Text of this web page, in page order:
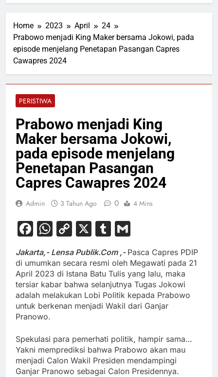
Home 2023 April
24
Prabowo menjadi King Maker bersama Jokowi, pada
episode menjelang Penetapan Pasangan Capres
Cawapres 2024
PERISTIWA
Prabowo menjadi King
Maker bersama Jokowi,
pada episode menjelang
Penetapan Pasangan
Capres Cawapres 2024
Admin 3 Tahun Ago 0 4 Mins
Facebook
WhatsApp
Copy
Link
X Tumblr
Jakarta,- Lensa Publik.Com ,- Pasca Capres PDIP
di umumkan secara resmi oleh Megawati pada 21
April 2023 di Istana Batu Tulis yang lalu, maka
tersiar kabar bahwa selanjutnya Tugas Jokowi
adalah melakukan Lobi Politik kepada Prabowo
untuk berkenan menjadi Wakil dari Ganjar
Pranowo.
Spekulasi para pemerhati politik, hampir sama…
Yakni memprediksi bahwa Prabowo akan mau
menjadi Calon Wakil Presiden mendampingi
Ganjar Pranowo sebagai Calon Presidennya.